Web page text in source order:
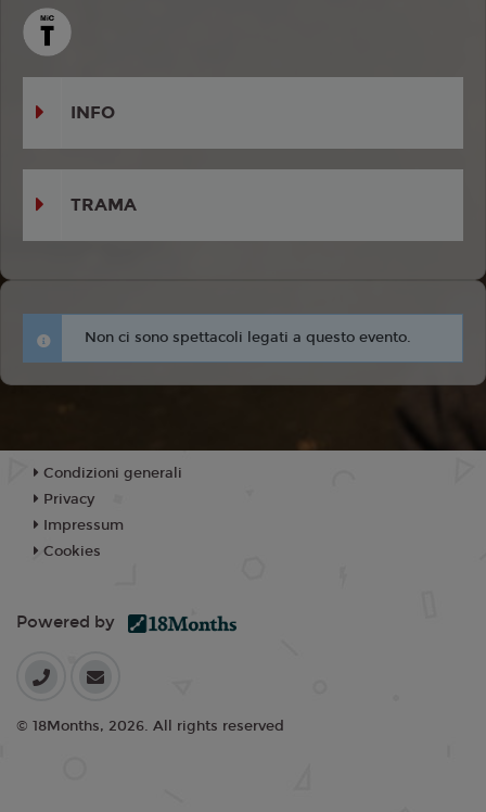
INFO
TRAMA
Non ci sono spettacoli legati a questo evento.
Condizioni generali
Privacy
Impressum
Cookies
Powered by
© 18Months, 2026. All rights reserved